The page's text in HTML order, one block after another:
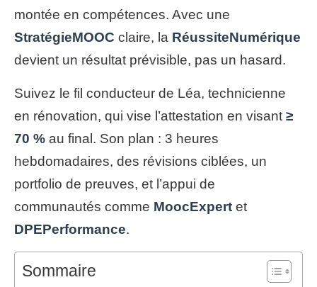
montée en compétences. Avec une
StratégieMOOC claire, la RéussiteNumérique
devient un résultat prévisible, pas un hasard.
Suivez le fil conducteur de Léa, technicienne
en rénovation, qui vise l’attestation en visant ≥
70 % au final. Son plan : 3 heures
hebdomadaires, des révisions ciblées, un
portfolio de preuves, et l’appui de
communautés comme MoocExpert et
DPEPerformance.
Sommaire